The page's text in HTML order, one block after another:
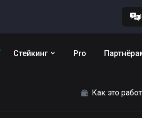
Стейкинг Pro
Как это